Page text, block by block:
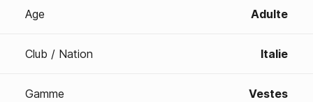
Age Adulte
Club / Nation Italie
Gamme Vestes